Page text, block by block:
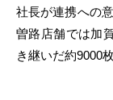
社長が連携への
曽路店舗では加
き継いだ約9000